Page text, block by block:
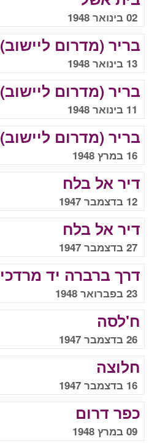
02 בינואר 1948
בריר (מדרום ליישוב)
13 בינואר 1948
בריר (מדרום ליישוב)
11 בינואר 1948
בריר (מדרום ליישוב)
16 במרץ 1948
דיר אל בלח
12 בדצמבר 1947
דיר אל בלח
27 בדצמבר 1947
דרך ברברה יד מרדכי
23 בפברואר 1948
ח'לסה
26 בדצמבר 1947
חלוצה
16 בדצמבר 1947
כפר דרום
09 במרץ 1948